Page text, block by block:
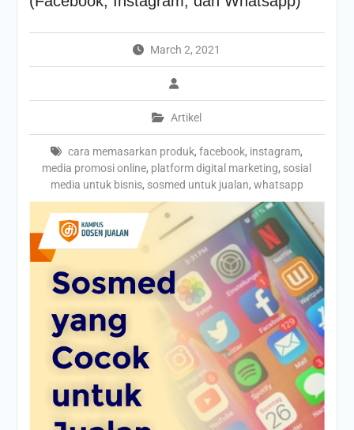
March 2, 2021
Artikel
cara memasarkan produk,facebook, instagram,
media promosi online, platform digital marketing, sosial
media untuk bisnis, sosmed untuk jualan, whatsapp